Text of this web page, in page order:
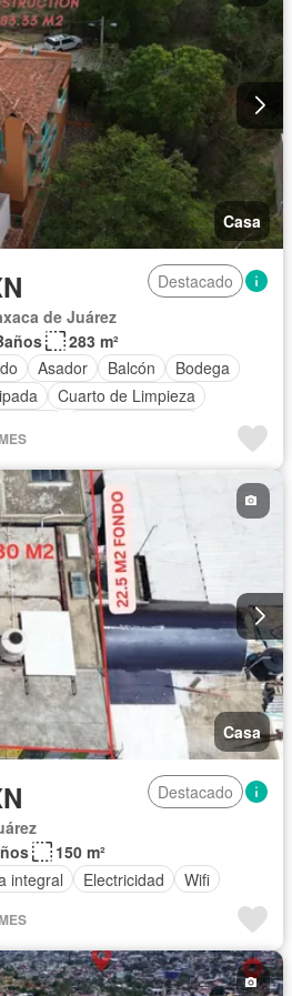
Casa
Destacado
de Juárez
283 m²
Asador Balcón
Bodega
Cuarto de Limpieza
Terraza
Casa
Destacado
150 m²
integral Electricidad Wifi